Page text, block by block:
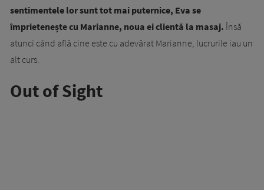
sentimentele lor sunt tot mai puternice, Eva se
împrietenește cu Marianne, noua ei clientă la masaj. Însă
atunci când află cine este cu adevărat Marianne, lucrurile iau un
alt curs.
Out of Sight